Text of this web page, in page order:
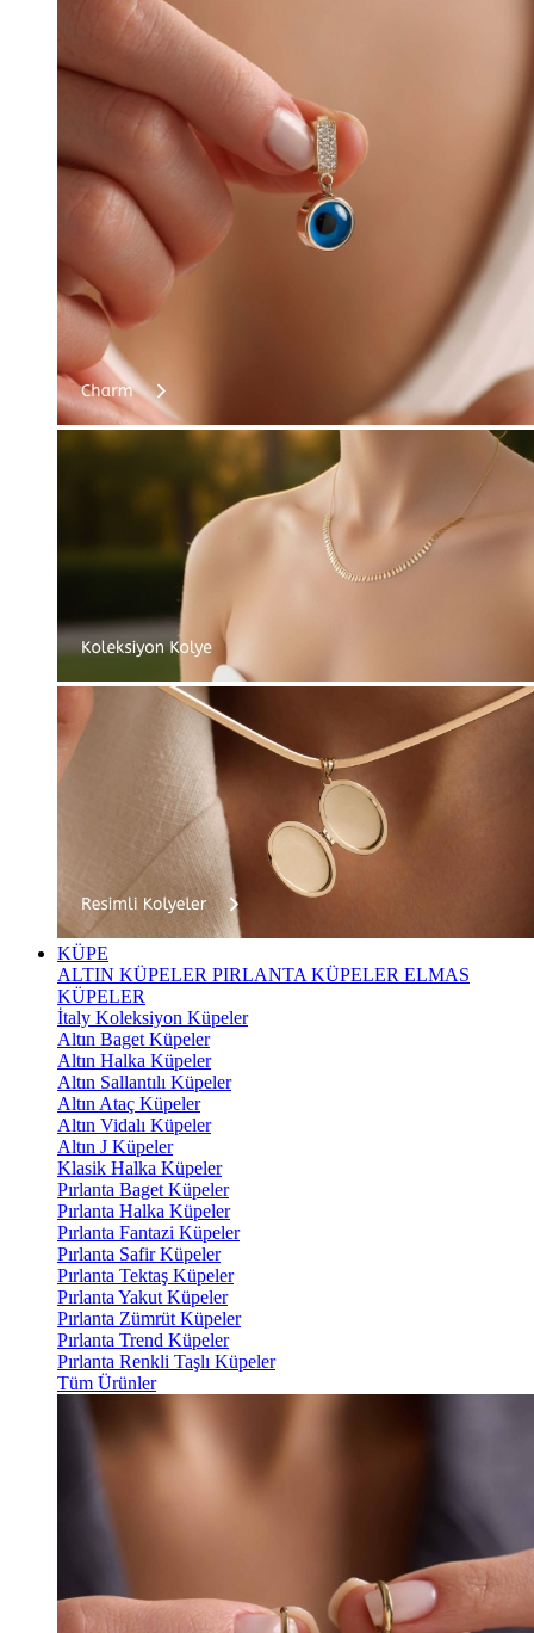
KÜPE
ALTIN KÜPELER PIRLANTA KÜPELER ELMAS
KÜPELER
İtaly Koleksiyon Küpeler
Altın Baget Küpeler
Altın Halka Küpeler
Altın Sallantılı Küpeler
Altın Ataç Küpeler
Altın Vidalı Küpeler
Altın J Küpeler
Klasik Halka Küpeler
Pırlanta Baget Küpeler
Pırlanta Halka Küpeler
Pırlanta Fantazi Küpeler
Pırlanta Safir Küpeler
Pırlanta Tektaş Küpeler
Pırlanta Yakut Küpeler
Pırlanta Zümrüt Küpeler
Pırlanta Trend Küpeler
Pırlanta Renkli Taşlı Küpeler
Tüm Ürünler